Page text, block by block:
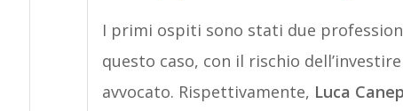
I primi ospiti sono stati due
questo caso, con il rischio
avvocato. Rispettivamente, Luca